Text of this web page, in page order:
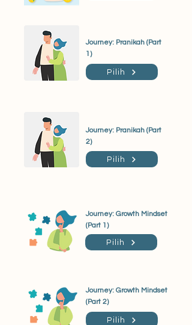
Journey: Pranikah (Part
1)
Pilih
Journey: Pranikah (Part
2)
Pilih
Journey: Growth Mindset
(Part 1)
Pilih
Journey: Growth Mindset
(Part 2)
Pilih